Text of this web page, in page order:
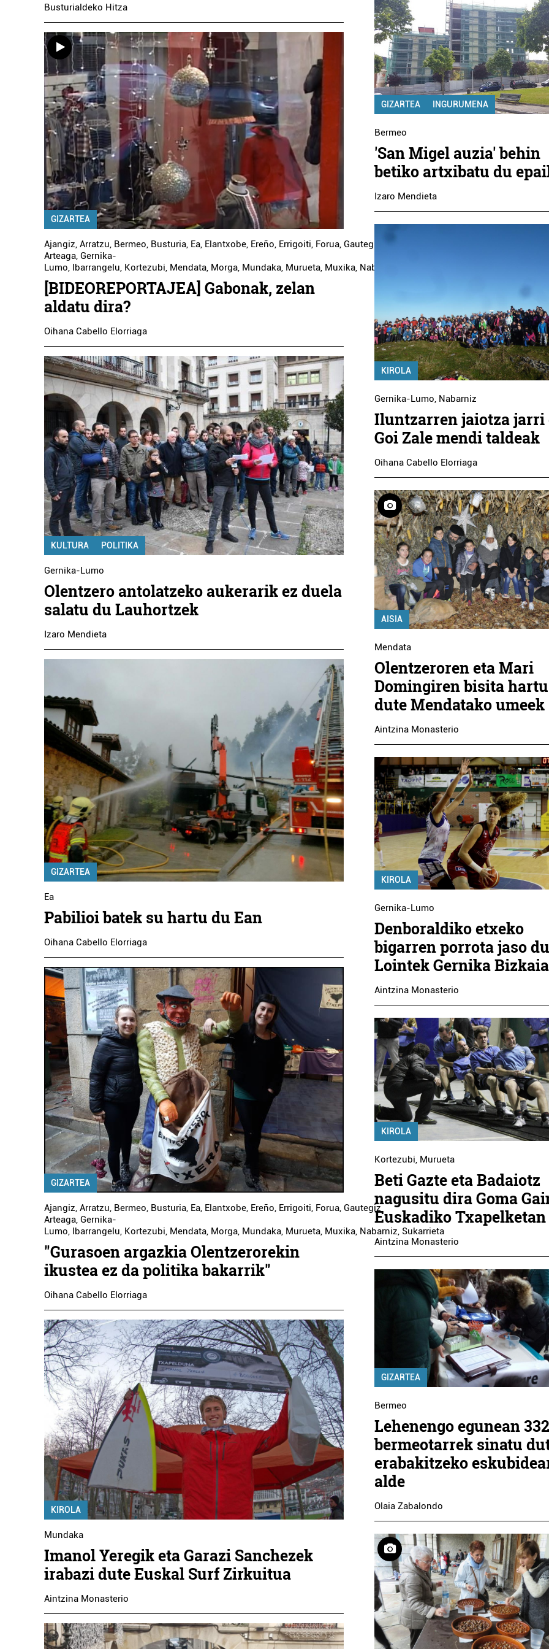
Busturialdeko Hitza
GIZARTEA
Ajangiz, Arratzu, Bermeo, Busturia, Ea, Elantxobe, Ereño, Errigoiti, Forua, Gautegiz
Arteaga, Gernika-
Lumo, Ibarrangelu, Kortezubi, Mendata, Morga, Mundaka, Murueta, Muxika, Nabarniz
[BIDEOREPORTAJEA] Gabonak, zelan
aldatu dira?
Oihana Cabello Elorriaga
KULTURA POLITIKA
Gernika-Lumo
Olentzero antolatzeko aukerarik ez duela
salatu du Lauhortzek
Izaro Mendieta
GIZARTEA
Ea
Pabilioi batek su hartu du Ean
Oihana Cabello Elorriaga
GIZARTEA
Ajangiz, Arratzu, Bermeo, Busturia, Ea, Elantxobe, Ereño, Errigoiti, Forua, Gautegiz
Arteaga, Gernika-
Lumo, Ibarrangelu, Kortezubi, Mendata, Morga, Mundaka, Murueta, Muxika, Nabarniz, Sukarrieta
"Gurasoen argazkia Olentzerorekin
ikustea ez da politika bakarrik"
Oihana Cabello Elorriaga
KIROLA
Mundaka
Imanol Yeregik eta Garazi Sanchezek
irabazi dute Euskal Surf Zirkuitua
Aintzina Monasterio
GIZARTEA INGURUMENA
Bermeo
'San Migel auzia' behin
betiko artxibatu du
Izaro Mendieta
KIROLA
Gernika-Lumo, Nabarniz
Iluntzarren jaiotza jarri
Goi Zale mendi taldeak
Oihana Cabello Elorriaga
AISIA
Mendata
Olentzeroren eta Mari
Domingiren bisita hartu
dute Mendatako umeek
Aintzina Monasterio
KIROLA
Gernika-Lumo
Denboraldiko etxeko
bigarren porrota jaso
Lointek Gernika
Aintzina Monasterio
KIROLA
Kortezubi, Murueta
Beti Gazte eta Badaiotz
nagusitu dira Goma
Euskadiko Txapelketan
Aintzina Monasterio
GIZARTEA
Bermeo
Lehenengo egunean
bermeotarrek sinatu
erabakitzeko
alde
Olaia Zabalondo